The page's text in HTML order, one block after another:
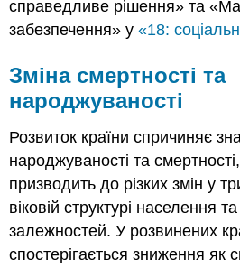
справедливе рішення» та
забезпечення» у«18:
Зміна смертності та
народжуваності
Розвиток країни спричиняє
народжуваності та
призводить до різких змін у
віковій структурі населення
залежностей. У розвинених
спостерігається зниження як